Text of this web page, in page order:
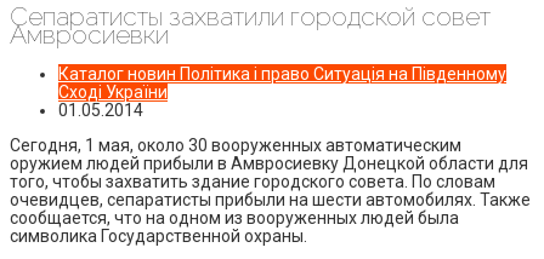
Сепаратисты захватили городской совет
Амвросиевки
Каталог новин Політика і право Ситуація на Південному
Сході України
01.05.2014
Сегодня, 1 мая, около 30 вооруженных автоматическим
оружием людей прибыли в Амвросиевку Донецкой области для
того, чтобы захватить здание городского совета. По словам
очевидцев, сепаратисты прибыли на шести автомобилях. Также
сообщается, что на одном из вооруженных людей была
символика Государственной охраны.